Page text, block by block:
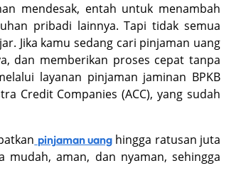
mendesak, entah untuk menambah
pribadi lainnya. Tapi tidak semua
Jika kamu sedang cari pinjaman uang
dan memberikan proses cepat tanpa
layanan pinjaman jaminan BPKB
Credit Companies (ACC), yang sudah
pinjaman uanghingga ratusan juta
aman, dan nyaman, sehingga